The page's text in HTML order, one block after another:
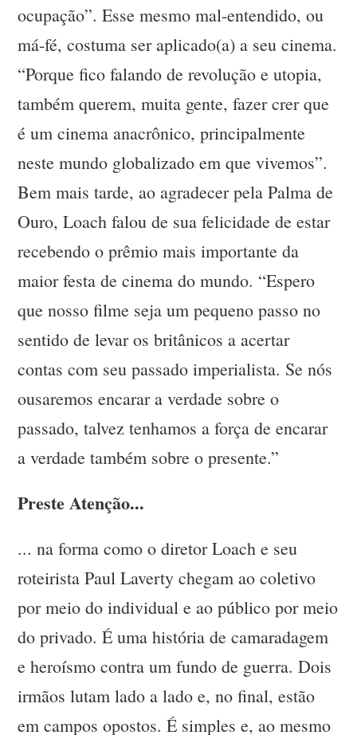
ocupação”. Esse mesmo mal-entendido, ou
má-fé, costuma ser aplicado(a) a seu cinema.
“Porque fico falando de revolução e utopia,
também querem, muita gente, fazer crer que
é um cinema anacrônico, principalmente
neste mundo globalizado em que vivemos”.
Bem mais tarde, ao agradecer pela Palma de
Ouro, Loach falou de sua felicidade de estar
recebendo o prêmio mais importante da
maior festa de cinema do mundo. “Espero
que nosso filme seja um pequeno passo no
sentido de levar os britânicos a acertar
contas com seu passado imperialista. Se nós
ousaremos encarar a verdade sobre o
passado, talvez tenhamos a força de encarar
a verdade também sobre o presente.”
Preste Atenção...
... na forma como o diretor Loach e seu
roteirista Paul Laverty chegam ao coletivo
por meio do individual e ao público por meio
do privado. É uma história de camaradagem
e heroísmo contra um fundo de guerra. Dois
irmãos lutam lado a lado e, no final, estão
em campos opostos. É simples e, ao mesmo